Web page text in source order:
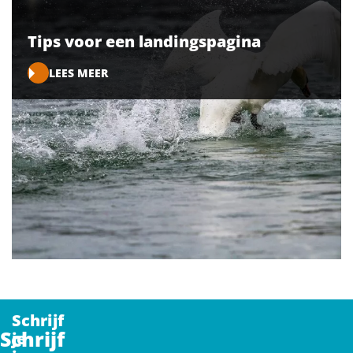
Tips voor een landingspagina
LEES MEER
Schrijf
Schrijf
je